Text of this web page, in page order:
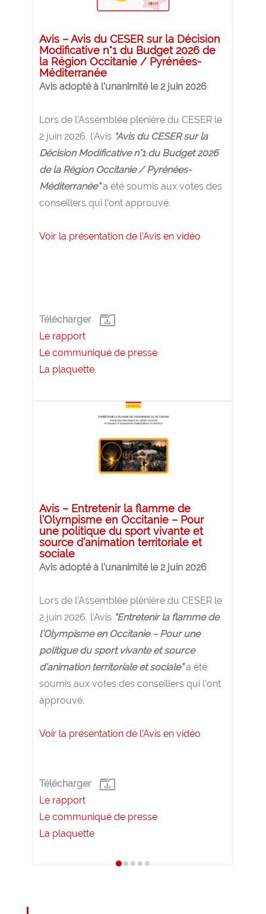
Avis – Avis du CESER sur la Décision
Modificative n°1 du Budget 2026 de
la Région Occitanie / Pyrénées-
Méditerranée
Avis adopté à l’unanimité le 2 juin 2026
Lors de l’Assemblée plénière du CESER le
2 juin 2026, l’Avis “Avis du CESER sur la
Décision Modificative n°1 du Budget 2026
de la Région Occitanie / Pyrénées-
Méditerranée”a été soumis aux votes des
conseillers qui l’ont approuvé.
Voir la présentation de l’Avis en vidéo
Télécharger
Le rapport
Le communiqué de presse
La plaquette
Avis – Entretenir la flamme de
l’Olympisme en Occitanie – Pour
une politique du sport vivante et
source d’animation territoriale et
sociale
Avis adopté à l’unanimité le 2 juin 2026
Lors de l’Assemblée plénière du CESER le
2 juin 2026, l’Avis “Entretenir la flamme de
l’Olympisme en Occitanie – Pour une
politique du sport vivante et source
d’animation territoriale et sociale” a été
soumis aux votes des conseillers qui l’ont
approuvé.
Voir la présentation de l’Avis en vidéo
Télécharger
Le rapport
Le communiqué de presse
La plaquette